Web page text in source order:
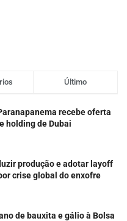
Último
recebe oferta
holding de Dubai
produção e adotar layoff
crise global do enxofre
de bauxita e gálio à Bolsa